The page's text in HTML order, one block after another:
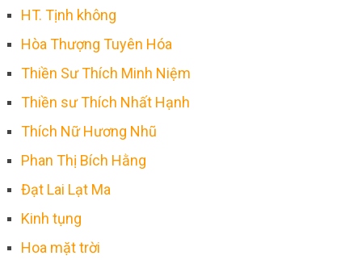
HT. Tịnh không
Hòa Thượng Tuyên Hóa
Thiền Sư Thích Minh Niệm
Thiền sư Thích Nhất Hạnh
Thích Nữ Hương Nhũ
Phan Thị Bích Hằng
Đạt Lai Lạt Ma
Kinh tụng
Hoa mặt trời